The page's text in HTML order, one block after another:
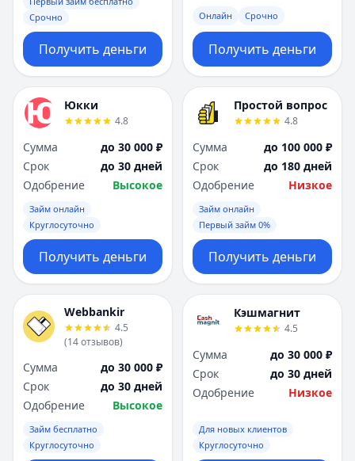
Срочно
Получить деньги
Онлайн Срочно
Получить деньги
Юкки
4.8
Сумма
до 30 000 ₽
Срок
до 30 дней
Одобрение
Высокое
Займ онлайн
Круглосуточно
Получить деньги
Простой вопрос
4.8
Сумма
до 100 000 ₽
Срок
до 180 дней
Одобрение
Низкое
Займ онлайн
Первый займ 0%
Получить деньги
Webbankir
4.5
(14отзывов)
Сумма
до 30 000 ₽
Срок
до 30 дней
Одобрение
Высокое
Займ бесплатно
Круглосуточно
Кэшмагнит
4.5
Сумма
до 30 000 ₽
Срок
до 30 дней
Одобрение
Низкое
Для новых клиентов
Круглосуточно